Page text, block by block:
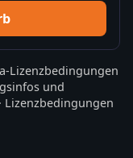
Lizenzbedingungen
und
· Lizenzbedingungen